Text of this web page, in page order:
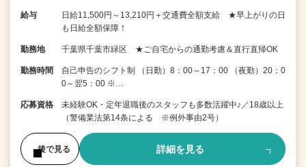
給与
日給11,500円～13,210円＋交通費全額支給 ★早上がりの日
も日給全額保障！
勤務地 千葉県千葉市緑区 ★ご自宅からの通勤考慮＆直行直帰OK
勤務時間
自己申告のシフト制 （日勤）8：00～17：00 （夜勤）20：0
0～翌5：00 ※…
応募資格
未経験OK・定年退職後のスタッフも多数活躍中♪／18歳以上
（警備業法第14条による ※例外事由2号）
後で見る 詳細を見る